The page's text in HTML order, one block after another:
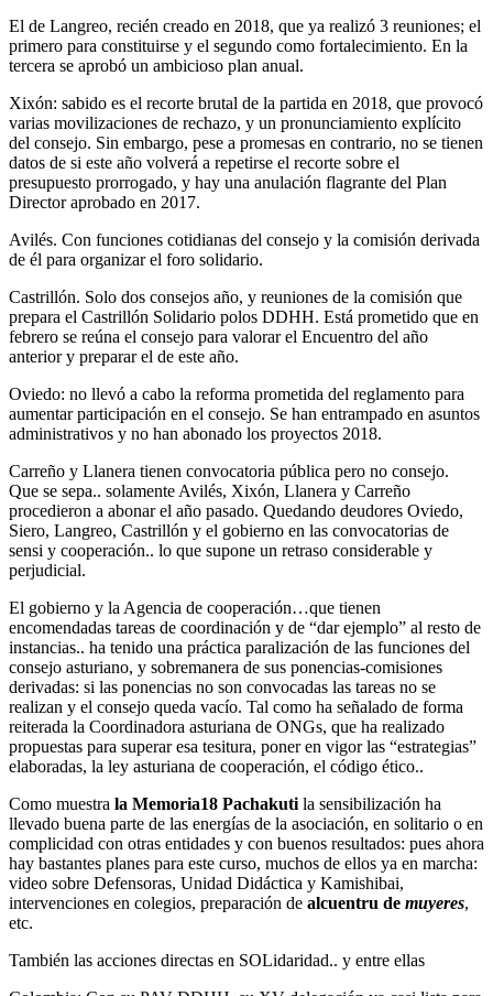
El de Langreo, recién creado en 2018, que ya realizó 3 reuniones; el
primero para constituirse y el segundo como fortalecimiento. En la
tercera se aprobó un ambicioso plan anual.
Xixón: sabido es el recorte brutal de la partida en 2018, que provocó
varias movilizaciones de rechazo, y un pronunciamiento explícito
del consejo. Sin embargo, pese a promesas en contrario, no se tienen
datos de si este año volverá a repetirse el recorte sobre el
presupuesto prorrogado, y hay una anulación flagrante del Plan
Director aprobado en 2017.
Avilés. Con funciones cotidianas del consejo y la comisión derivada
de él para organizar el foro solidario.
Castrillón. Solo dos consejos año, y reuniones de la comisión que
prepara el Castrillón Solidario polos DDHH. Está prometido que en
febrero se reúna el consejo para valorar el Encuentro del año
anterior y preparar el de este año.
Oviedo: no llevó a cabo la reforma prometida del reglamento para
aumentar participación en el consejo. Se han entrampado en asuntos
administrativos y no han abonado los proyectos 2018.
Carreño y Llanera tienen convocatoria pública pero no consejo.
Que se sepa.. solamente Avilés, Xixón, Llanera y Carreño
procedieron a abonar el año pasado. Quedando deudores Oviedo,
Siero, Langreo, Castrillón y el gobierno en las convocatorias de
sensi y cooperación.. lo que supone un retraso considerable y
perjudicial.
El gobierno y la Agencia de cooperación…que tienen
encomendadas tareas de coordinación y de “dar ejemplo” al resto de
instancias.. ha tenido una práctica paralización de las funciones del
consejo asturiano, y sobremanera de sus ponencias-comisiones
derivadas: si las ponencias no son convocadas las tareas no se
realizan y el consejo queda vacío. Tal como ha señalado de forma
reiterada la Coordinadora asturiana de ONGs, que ha realizado
propuestas para superar esa tesitura, poner en vigor las “estrategias”
elaboradas, la ley asturiana de cooperación, el código ético..
Como muestra la Memoria18 Pachakuti la sensibilización ha
llevado buena parte de las energías de la asociación, en solitario o en
complicidad con otras entidades y con buenos resultados: pues ahora
hay bastantes planes para este curso, muchos de ellos ya en marcha:
video sobre Defensoras, Unidad Didáctica y Kamishibai,
intervenciones en colegios, preparación de alcuentru de muyeres,
etc.
También las acciones directas en SOLidaridad.. y entre ellas